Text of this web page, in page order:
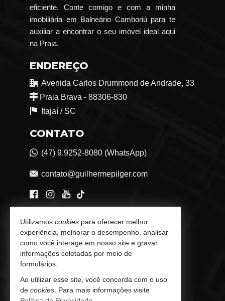
eficiente. Conte comigo e com a minha
imobiliária em Balneário Camboriú para te
auxiliar a encontrar o seu imóvel ideal aqui
na Praia.
ENDEREÇO
Avenida Carlos Drummond de Andrade, 33
Praia Brava - 88306-830
Itajaí / SC
CONTATO
(47) 9.9252-8080 (WhatsApp)
contato@guilhermepilger.com
VEJA MAIS
Consultoria Imobiliária Personalizada
trabalhe conosco
Indicadores Financeiros
Utilizamos cookies para oferecer melhor
experiência, melhorar o desempenho, analisar
como você interage em nosso site e gravar
informações coletadas por meio de
formulários.
Ao utilizar esse site, você concorda com o uso
de cookies . Para mais informações visite